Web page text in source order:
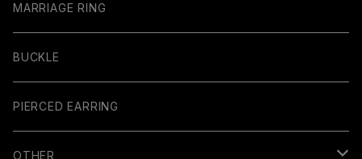
MARRIAGE RING
BUCKLE
PIERCED EARRING
OTHER